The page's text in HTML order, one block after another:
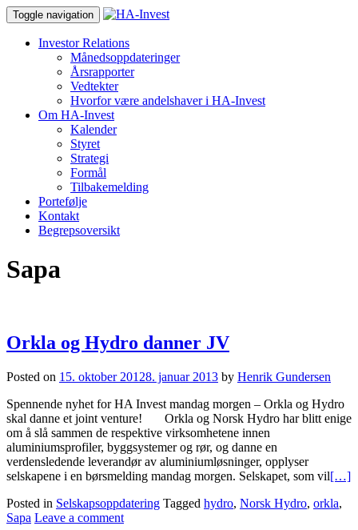
Toggle navigation
Investor Relations
Månedsoppdateringer
Årsrapporter
Vedtekter
Hvorfor være andelshaver i HA-Invest
Om HA-Invest
Kalender
Styret
Strategi
Formål
Tilbakemelding
Portefølje
Kontakt
Begrepsoversikt
Sapa
Orkla og Hydro danner JV
Posted on 15. oktober 20128. januar 2013 by Henrik Gundersen
Spennende nyhet for HA Invest mandag morgen – Orkla og Hydro
skal danne et joint venture! Orkla og Norsk Hydro har blitt enige
om å slå sammen de respektive virksomhetene innen
aluminiumsprofiler, byggsystemer og rør, og danne en
verdensledende leverandør av aluminiumløsninger, opplyser
selskapene i en børsmelding mandag morgen. Selskapet, som vil[…]
Posted in Selskapsoppdatering Tagged hydro, Norsk Hydro, orkla,
Sapa Leave a comment